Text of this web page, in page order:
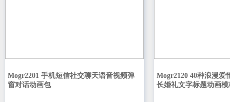
Mogr2201 手机短信社交聊天语音视频弹
窗对话动画包
Mogr2120 40种浪漫爱
长婚礼文字标题动画模